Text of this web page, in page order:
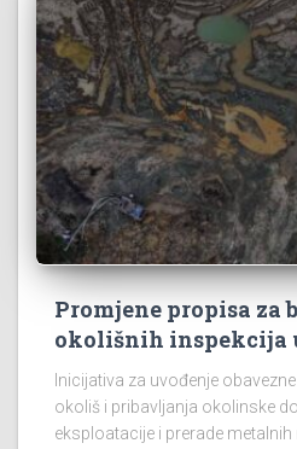
Promjene propisa za
okolišnih inspekcija
Inicijativa za uvođenje
okoliš i pribavljanja okolinske
eksploatacije i prerade metalnih